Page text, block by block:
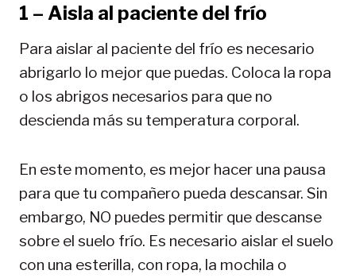
1 – Aisla al paciente del frío
Para aislar al paciente del frío es necesario
abrigarlo lo mejor que puedas. Coloca la ropa
o los abrigos necesarios para que no
descienda más su temperatura corporal.
En este momento, es mejor hacer una pausa
para que tu compañero pueda descansar. Sin
embargo, NO puedes permitir que descanse
sobre el suelo frío. Es necesario aislar el suelo
con una esterilla, con ropa, la mochila o